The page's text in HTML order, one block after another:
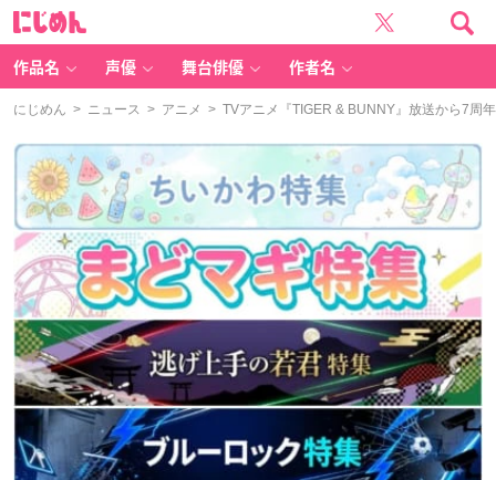
作品名 声優 舞台俳優 作者名
にじめん > ニュース > アニメ > TVアニメ『TIGER & BUNNY』放送から7周